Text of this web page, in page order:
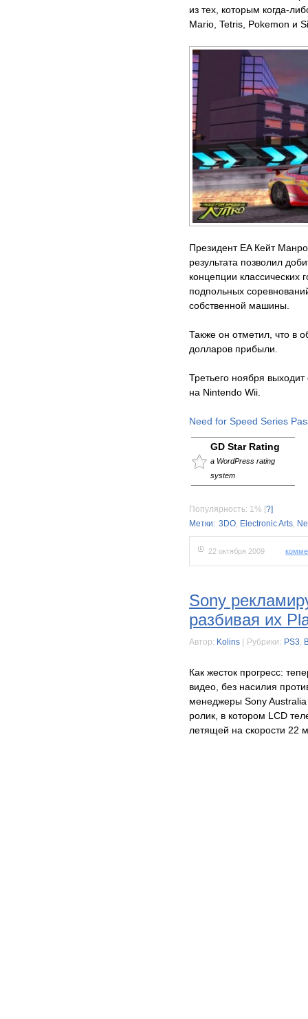
из тех, которым когда-
Mario, Tetris, Pokemon и
Президент EA Кейт
результата позволил
концепции классических
подпольных
собственной машины.
Также он отметил, что в
долларов прибыли.
Третьего ноября
на Nintendo Wii.
Need for Speed Series
GD Star Rating
a WordPress rating
system
Популярность: 1% [?]
Метки: 3DO, Electronic Arts,
22 октября 2009
Sony
разбивая их
Автор: Kolins Рубрики: PS3,
Как жесток прогресс:
видео, без насилия
менеджеры Sony
ролик, в котором LCD
летящей на скорости 22